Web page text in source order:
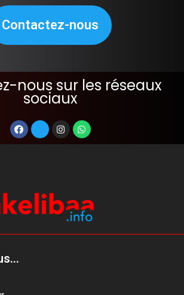
Contactez-nous
nous sur les réseaux
sociaux